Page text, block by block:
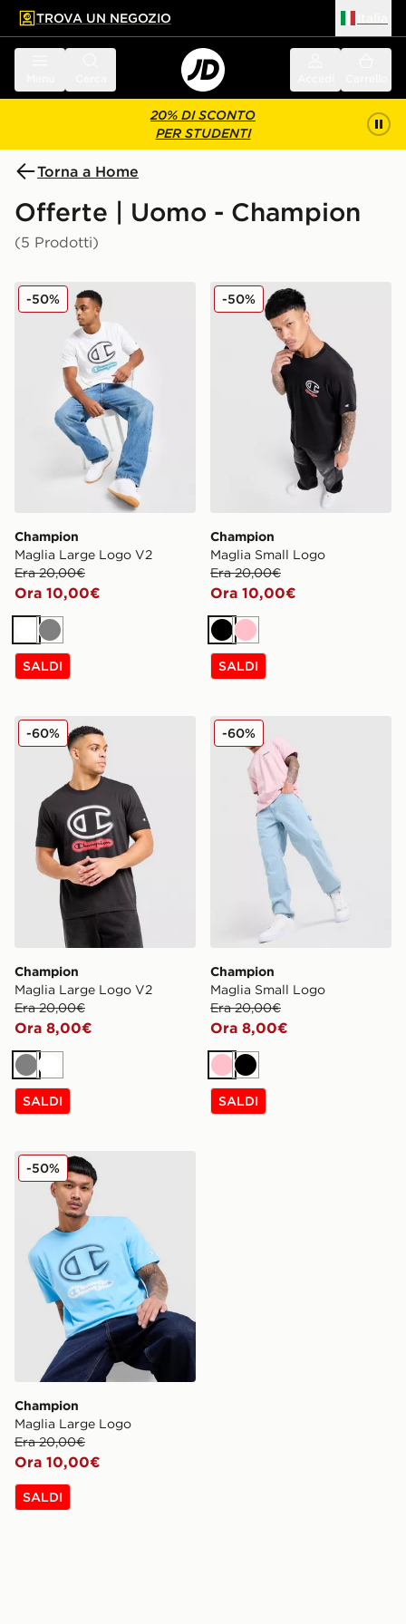
principale
a fondo pagina
TROVA UN NEGOZIO
20% DI SCONTO
PER STUDENTI
Torna a Home
Offerte | Uomo - Champion
(5 Prodotti)
Champion Maglia Large Logo V2
Champion
Maglia Large Logo V2
Era 20,00€
Ora 10,00€
-50%
BiancoGrigio
SALDI
Champion Maglia Small
Champion
Maglia Small Logo
Era 20,00€
Ora 10,00€
-50%
NeroRosa
SALDI
Champion Maglia Large Logo V2
Champion
Maglia Large Logo V2
Era 20,00€
Ora 8,00€
-60%
GrigioBianco
SALDI
Champion Maglia Small
Champion
Maglia Small Logo
Era 20,00€
Ora 8,00€
-60%
RosaNero
SALDI
Champion Maglia Large Logo
Champion
Maglia Large Logo
Era 20,00€
Ora 10,00€
-50%
SALDI